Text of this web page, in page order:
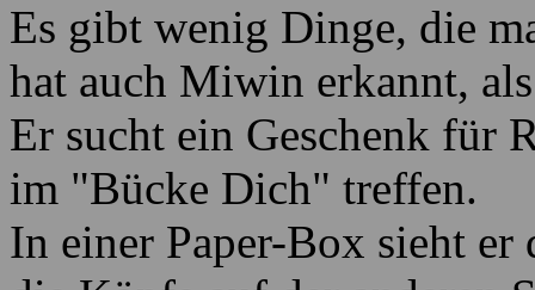
Es gibt wenig Dinge, die
hat auch Miwin erkannt,
Er sucht ein Geschenk für
im "Bücke Dich" treffen.
In einer Paper-Box sieht er